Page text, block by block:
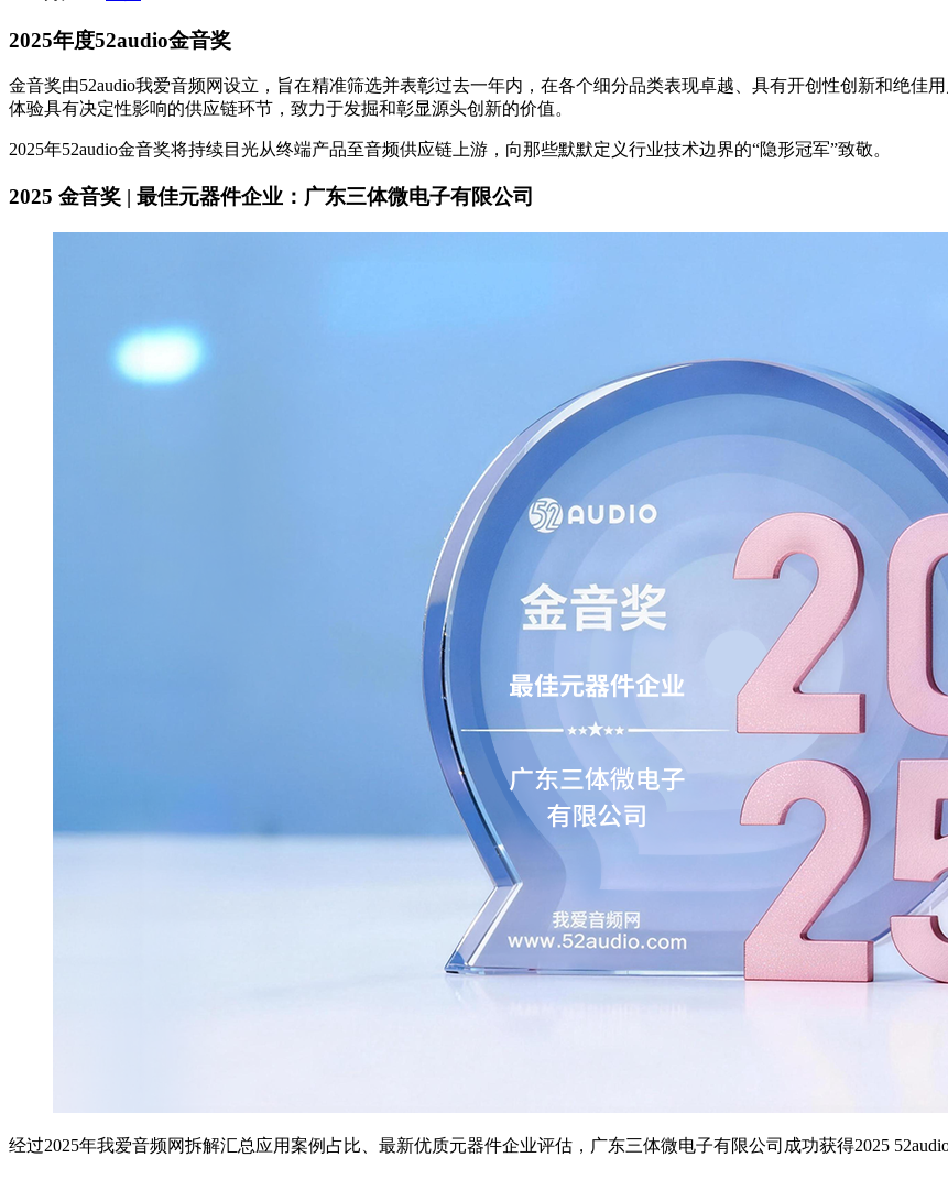
2025年度52audio金音奖
金音奖由52audio我爱音频网设立，旨在精准筛选并表彰过去一年内，在各个细分品类表现卓越、具有开创性创新和绝佳
体验具有决定性影响的供应链环节，致力于发掘和彰显源头创新的价值。
2025年52audio金音奖将持续目光从终端产品至音频供应链上游，向那些默默定义行业技术边界的“隐形冠军”致敬。
2025 金音奖 | 最佳元器件企业：广东三体微电子有限公司
经过2025年我爱音频网拆解汇总应用案例占比、最新优质元器件企业评估，广东三体微电子有限公司成功获得2025